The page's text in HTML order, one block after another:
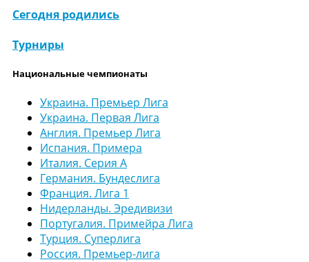
Сегодня родились
Турниры
Национальные чемпионаты
Украина. Премьер Лига
Украина. Первая Лига
Англия. Премьер Лига
Испания. Примера
Италия. Серия А
Германия. Бундеслига
Франция. Лига 1
Нидерланды. Эредивизи
Португалия. Примейра Лига
Турция. Суперлига
Россия. Премьер-лига